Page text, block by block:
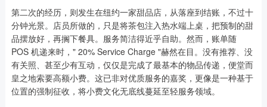
第二次的经历，则发生在纽约一家甜品店，从落座到结账，不过十
分钟光景。店员所做的，只是将茶包注入热水端上桌，把预制的甜
品摆放好，再搁下餐具。服务简洁得近乎自助。然而，账单随
POS 机递来时，" 20% Service Charge "赫然在目。没有推荐、没
有关照、甚至少有互动，仅仅是完成了最基本的物品传递，便堂而
皇之地索要高额小费。这已非对优质服务的嘉奖，更像是一种基于
位置的强制征收，将小费文化无底线蔓延至轻服务领域。